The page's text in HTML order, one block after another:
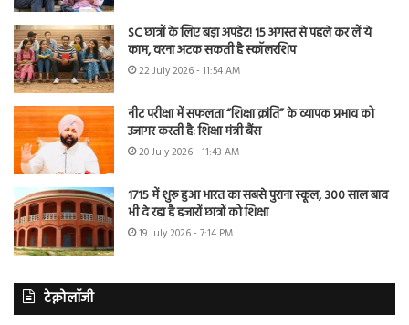
SC छात्रों के लिए बड़ा अपडेट! 15 अगस्त से पहले कर लें ये
काम, वरना अटक सकती है स्कॉलरशिप
22 July 2026 - 11:54 AM
नीट परीक्षा में सफलता “शिक्षा क्रांति” के व्यापक प्रभाव को
उजागर करती है: शिक्षा मंत्री बैंस
20 July 2026 - 11:43 AM
1715 में शुरू हुआ भारत का सबसे पुराना स्कूल, 300 साल बाद
भी दे रहा है हजारों छात्रों को शिक्षा
19 July 2026 - 7:14 PM
टेक्नोलॉजी